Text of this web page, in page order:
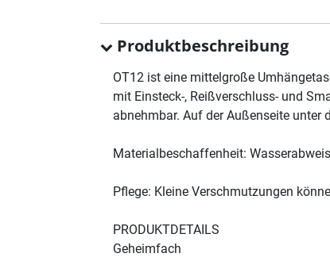
Produktbeschreibung
OT12 ist eine mittelgroße
mit Einsteck-, Reißverschluss- und
abnehmbar. Auf der Außenseite unter
Materialbeschaffenheit:
Pflege: Kleine Verschmutzungen
PRODUKTDETAILS
Geheimfach